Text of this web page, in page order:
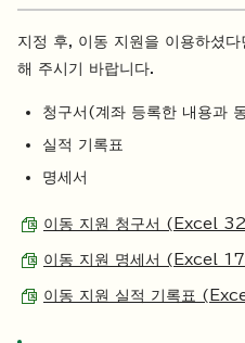
지정 후, 이동 지원을 이용하셨
해 주시기 바랍니다.
청구서(계좌 등록한 내용과
실적 기록표
명세서
이동 지원 청구서 (Excel
이동 지원 명세서 (Excel
이동 지원 실적 기록표